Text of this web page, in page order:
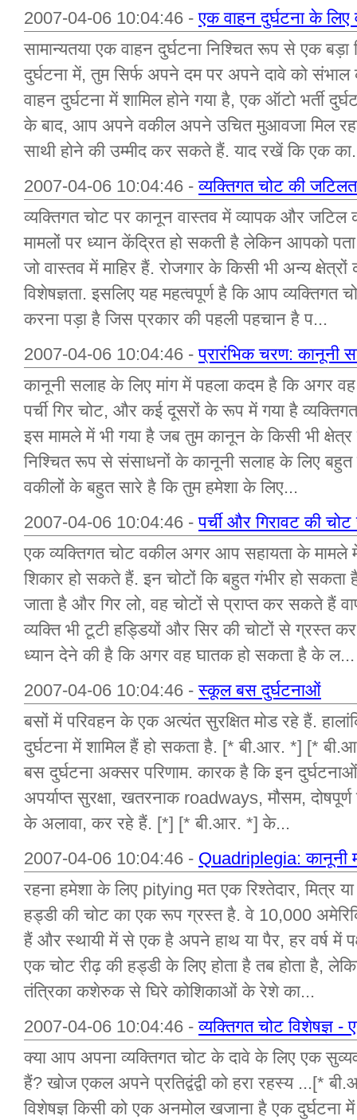
2007-04-06 10:04:46 -एक वाहन दुर्घटना के
सामान्यतया एक वाहन दुर्घटना निश्चित रूप से एक बड़ा
दुर्घटना में, तुम सिर्फ अपने दम पर अपने दावे को
वाहन दुर्घटना में शामिल होने गया है, एक ऑटो भर्ती
के बाद, आप अपने वकील अपने उचित मुआवजा मिल
साथी होने की उम्मीद कर सकते हैं. याद रखें कि एक
2007-04-06 10:04:46 -व्यक्तिगत चोट की
व्यक्तिगत चोट पर कानून वास्तव में व्यापक और
मामलों पर ध्यान केंद्रित हो सकती है लेकिन आपको
जो वास्तव में माहिर हैं. रोजगार के किसी भी अन्य
विशेषज्ञता. इसलिए यह महत्वपूर्ण है कि आप
करना पड़ा है जिस प्रकार की पहली पहचान है प...
2007-04-06 10:04:46 -प्रारंभिक चरण: कानूनी
कानूनी सलाह के लिए मांग में पहला कदम है कि अगर वह
पर्ची गिर चोट, और कई दूसरों के रूप में गया है
इस मामले में भी गया है जब तुम कानून के किसी भी
निश्चित रूप से संसाधनों के कानूनी सलाह के लिए
वकीलों के बहुत सारे है कि तुम हमेशा के लिए...
2007-04-06 10:04:46 -पर्ची और गिरावट की चोट
एक व्यक्तिगत चोट वकील अगर आप सहायता के मामले
शिकार हो सकते हैं. इन चोटों कि बहुत गंभीर हो
जाता है और गिर लो, वह चोटों से प्राप्त कर सकते हैं
व्यक्ति भी टूटी हड्डियों और सिर की चोटों से ग्रस्त
ध्यान देने की है कि अगर वह घातक हो सकता है के ल...
2007-04-06 10:04:46 -स्कूल बस दुर्घटनाओं
बसों में परिवहन के एक अत्यंत सुरक्षित मोड रहे हैं.
दुर्घटना में शामिल हैं हो सकता है. [* बी.आर. *] [*
बस दुर्घटना अक्सर परिणाम. कारक है कि इन
अपर्याप्त सुरक्षा, खतरनाक roadways, मौसम,
के अलावा, कर रहे हैं. [*] [* बी.आर. *] के...
2007-04-06 10:04:46 - Quadriplegia: कानूनी
रहना हमेशा के लिए pitying मत एक रिश्तेदार, मित्र
हड्डी की चोट का एक रूप ग्रस्त है. वे 10,000
हैं और स्थायी में से एक है अपने हाथ या पैर, हर वर्ष में
एक चोट रीढ़ की हड्डी के लिए होता है तब होता है,
तंत्रिका कशेरुक से घिरे कोशिकाओं के रेशे का...
2007-04-06 10:04:46 -व्यक्तिगत चोट विशेषज्ञ -
क्या आप अपना व्यक्तिगत चोट के दावे के लिए एक
हैं? खोज एकल अपने प्रतिद्वंद्वी को हरा रहस्य ...[*
विशेषज्ञ किसी को एक अनमोल खजाना है एक दुर्घटना